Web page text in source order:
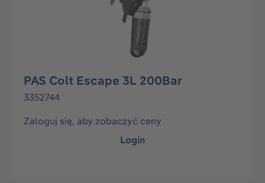
PAS Colt Escape 3L 200Bar
3352744
Zaloguj się, aby zobaczyć ceny
Login